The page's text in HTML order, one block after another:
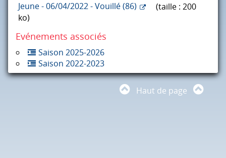
Jeune - 06/04/2022 - Vouillé (86)
(taille : 200
ko)
Evénements associés
Saison 2025-2026
Saison 2022-2023
Haut de page